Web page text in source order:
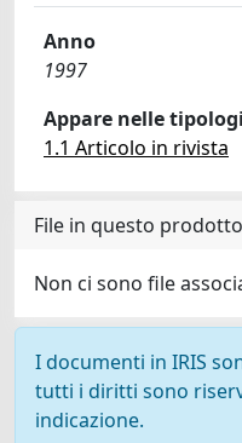
Anno
1997
Appare nelle
1.1 Articolo in rivista
File in questo
Non ci sono file
I documenti in IRIS
tutti i diritti sono
indicazione.